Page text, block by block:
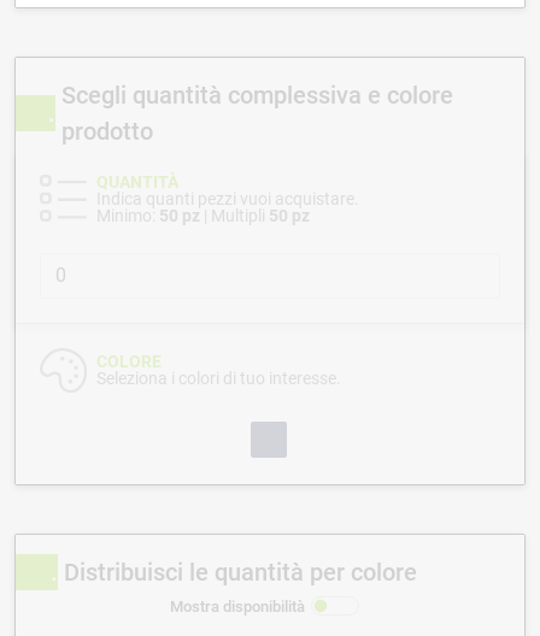
Scegli quantità complessiva e colore
prodotto
QUANTITÀ
Indica quanti pezzi vuoi acquistare.
Minimo: 50 pz | Multipli 50 pz
COLORE
Seleziona i colori di tuo interesse.
Distribuisci le quantità per colore
Mostra disponibilità